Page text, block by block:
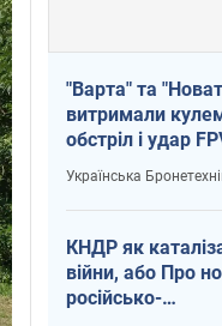
"Варта" та
витримали
обстріл і удар
врятувавши
офіцеру ЗСУ
Українська
КНДР як
війни, або Про
російсько-